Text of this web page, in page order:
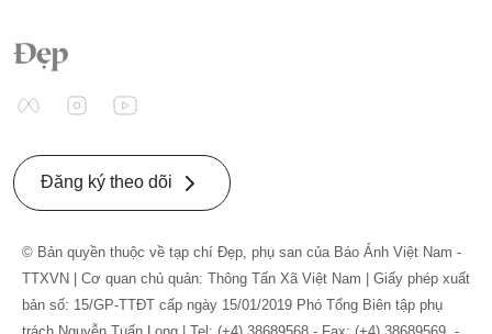
Đăng ký theo dõi
© Bản quyền thuộc về tạp chí Đẹp, phụ san của Báo Ảnh Việt Nam -
TTXVN | Cơ quan chủ quản: Thông Tấn Xã Việt Nam | Giấy phép xuất
bản số: 15/GP-TTĐT cấp ngày 15/01/2019 Phó Tổng Biên tập phụ